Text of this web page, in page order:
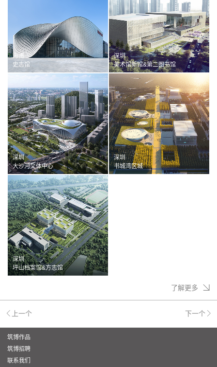
海南
史志馆
深圳
美术馆新馆&第二图书馆
深圳
大沙河文体中心
深圳
书城湾区城
深圳
坪山档案馆&方志馆
了解更多
上一个 下一个
筑博作品
筑博招聘
联系我们